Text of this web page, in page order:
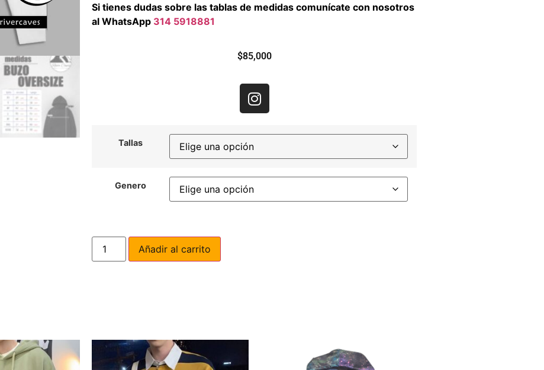
Si tienes dudas sobre las tablas de medidas comunícate con nosotros
al WhatsApp 314 5918881
$85,000
Tallas
Genero
Añadir al carrito